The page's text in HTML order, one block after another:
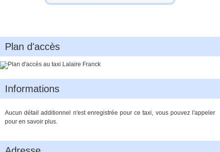
Plan d'accès
Informations
Aucun détail additionnel n'est enregistrée pour ce taxi, vous pouvez l'appeler
pour en savoir plus.